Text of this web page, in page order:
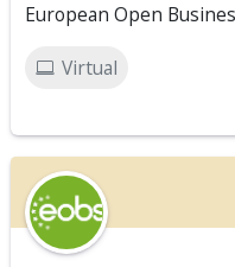
European Open
Virtual